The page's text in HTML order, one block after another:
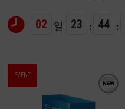
02 일 23 : 44 :
EVENT